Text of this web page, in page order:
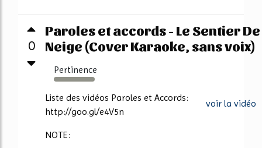
0
Paroles et accords - Le Sentier De
Neige (Cover Karaoke, sans voix)
Pertinence
550%
voir la vidéo
Liste des vidéos Paroles et Accords:
http://goo.gl/e4V5n
NOTE: